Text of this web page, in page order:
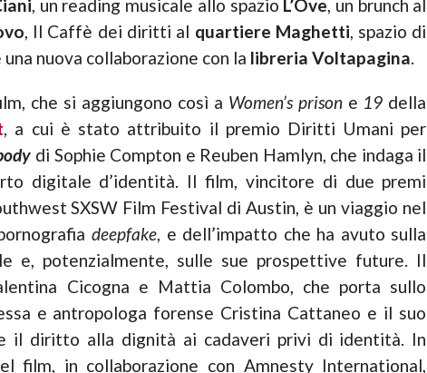
, un reading musicale allo spazio L’Ove, un brunch al
, Il Caffè dei diritti al quartiere Maghetti, spazio di
una nuova collaborazione con la libreria Voltapagina.
che si aggiungono così a Women’s prisone 19 della
, a cui è stato attribuito il premio Diritti Umani per
di Sophie Compton e Reuben Hamlyn, che indaga il
digitale d’identità. Il film, vincitore di due premi
SXSW Film Festival di Austin, è un viaggio nel
deepfake, e dell’impatto che ha avuto sulla
e, potenzialmente, sulle sue prospettive future. Il
Cicogna e Mattia Colombo, che porta sullo
e antropologa forense Cristina Cattaneo e il suo
il diritto alla dignità ai cadaveri privi di identità. In
film, in collaborazione con Amnesty International,